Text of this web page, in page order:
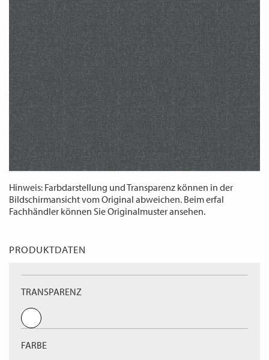
WECHSELN
Hinweis: Farbdarstellung und Transparenz können in der
Bildschirmansicht vom Original abweichen. Beim erfal
Fachhändler können Sie Originalmuster ansehen.
PRODUKTDATEN
TRANSPARENZ
FARBE